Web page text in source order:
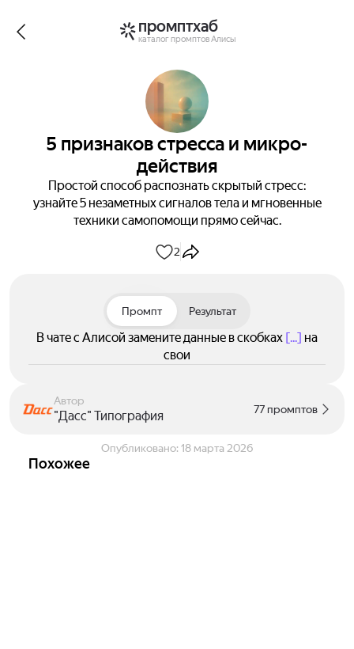
промптхаб
каталог промптов Алисы
5 признаков стресса и микро-
действия
Простой способ распознать скрытый стресс:
узнайте 5 незаметных сигналов тела и мгновенные
техники самопомощи прямо сейчас.
2
Промпт Результат
В чате с Алисой замените данные в скобках [...] на
свои
Автор
"Дасс" Типография 77 промптов
Опубликовано: 18 марта 2026
Похожее